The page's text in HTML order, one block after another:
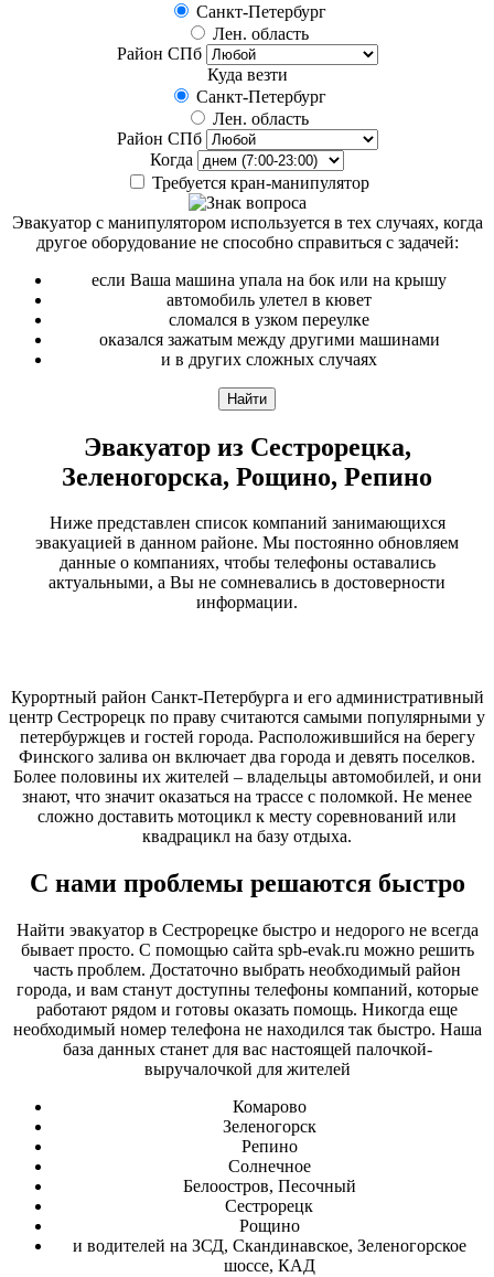
Санкт-Петербург
Лен. область
Район СПб
Куда везти
Санкт-Петербург
Лен. область
Район СПб
Когда
Требуется кран-манипулятор
Эвакуатор с манипулятором используется в тех случаях, когда
другое оборудование не способно справиться с задачей:
если Ваша машина упала на бок или на крышу
автомобиль улетел в кювет
сломался в узком переулке
оказался зажатым между другими машинами
и в других сложных случаях
Эвакуатор из Сестрорецка,
Зеленогорска, Рощино, Репино
Ниже представлен список компаний занимающихся
эвакуацией в данном районе. Мы постоянно обновляем
данные о компаниях, чтобы телефоны оставались
актуальными, а Вы не сомневались в достоверности
информации.
Курортный район Санкт-Петербурга и его административный
центр Сестрорецк по праву считаются самыми популярными у
петербуржцев и гостей города. Расположившийся на берегу
Финского залива он включает два города и девять поселков.
Более половины их жителей – владельцы автомобилей, и они
знают, что значит оказаться на трассе с поломкой. Не менее
сложно доставить мотоцикл к месту соревнований или
квадрацикл на базу отдыха.
С нами проблемы решаются быстро
Найти эвакуатор в Сестрорецке быстро и недорого не всегда
бывает просто. С помощью сайта spb-evak.ru можно решить
часть проблем. Достаточно выбрать необходимый район
города, и вам станут доступны телефоны компаний, которые
работают рядом и готовы оказать помощь. Никогда еще
необходимый номер телефона не находился так быстро. Наша
база данных станет для вас настоящей палочкой-
выручалочкой для жителей
Комарово
Зеленогорск
Репино
Солнечное
Белоостров, Песочный
Сестрорецк
Рощино
и водителей на ЗСД, Скандинавское, Зеленогорское
шоссе, КАД